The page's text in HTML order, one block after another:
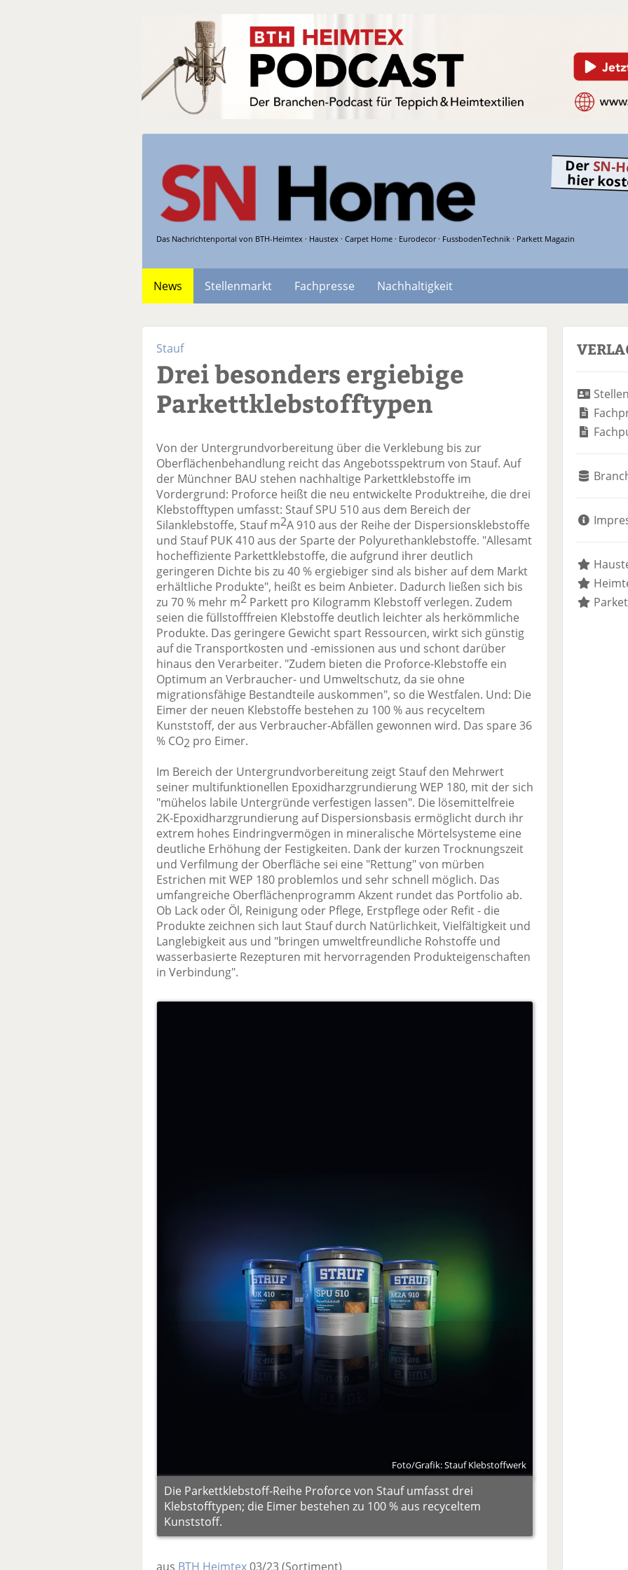
Das Nachrichtenportal von BTH-Heimtex · Haustex · Carpet Home · Eurodecor · FussbodenTechnik · Parkett Magazin
Der SN-
hier
News Stellenmarkt Fachpresse
Nachhaltigkeit
Stauf
Drei besonders ergiebige
Parkettklebstofftypen
Von der Untergrundvorbereitung über die Verklebung bis zur
Oberflächenbehandlung reicht das Angebotsspektrum von Stauf. Auf
der Münchner BAU stehen nachhaltige Parkettklebstoffe im
Vordergrund: Proforce heißt die neu entwickelte Produktreihe, die drei
Klebstofftypen umfasst: Stauf SPU 510 aus dem Bereich der
Silanklebstoffe, Stauf m2A 910 aus der Reihe der Dispersionsklebstoffe
und Stauf PUK 410 aus der Sparte der Polyurethanklebstoffe. "Allesamt
hocheffiziente Parkettklebstoffe, die aufgrund ihrer deutlich
geringeren Dichte bis zu 40 % ergiebiger sind als bisher auf dem Markt
erhältliche Produkte", heißt es beim Anbieter. Dadurch ließen sich bis
zu 70 % mehr m2 Parkett pro Kilogramm Klebstoff verlegen. Zudem
seien die füllstofffreien Klebstoffe deutlich leichter als herkömmliche
Produkte. Das geringere Gewicht spart Ressourcen, wirkt sich günstig
auf die Transportkosten und -emissionen aus und schont darüber
hinaus den Verarbeiter. "Zudem bieten die Proforce-Klebstoffe ein
Optimum an Verbraucher- und Umweltschutz, da sie ohne
migrationsfähige Bestandteile auskommen", so die Westfalen. Und: Die
Eimer der neuen Klebstoffe bestehen zu 100 % aus recyceltem
Kunststoff, der aus Verbraucher-Abfällen gewonnen wird. Das spare 36
% CO2 pro Eimer.
Im Bereich der Untergrundvorbereitung zeigt Stauf den Mehrwert
seiner multifunktionellen Epoxidharzgrundierung WEP 180, mit der sich
"mühelos labile Untergründe verfestigen lassen". Die lösemittelfreie
2K-Epoxidharzgrundierung auf Dispersionsbasis ermöglicht durch ihr
extrem hohes Eindringvermögen in mineralische Mörtelsysteme eine
deutliche Erhöhung der Festigkeiten. Dank der kurzen Trocknungszeit
und Verfilmung der Oberfläche sei eine "Rettung" von mürben
Estrichen mit WEP 180 problemlos und sehr schnell möglich. Das
umfangreiche Oberflächenprogramm Akzent rundet das Portfolio ab.
Ob Lack oder Öl, Reinigung oder Pflege, Erstpflege oder Refit - die
Produkte zeichnen sich laut Stauf durch Natürlichkeit, Vielfältigkeit und
Langlebigkeit aus und "bringen umweltfreundliche Rohstoffe und
wasserbasierte Rezepturen mit hervorragenden Produkteigenschaften
in Verbindung".
Foto/Grafik: Stauf Klebstoffwerk
Die Parkettklebstoff-Reihe Proforce von Stauf umfasst drei
Klebstofftypen; die Eimer bestehen zu 100 % aus recyceltem
Kunststoff.
aus BTH Heimtex03/23(Sortiment)